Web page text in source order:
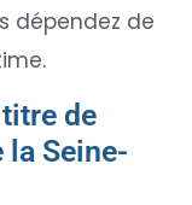
dépendez de
de
la Seine-